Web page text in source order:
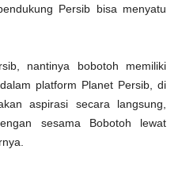
Persib bisa menyatu
nantinya bobotoh memiliki
platform Planet Persib, di
aspirasi secara langsung,
sesama Bobotoh lewat